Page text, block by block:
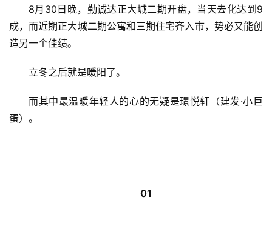
8月30日晚，勤诚达正大城二期开盘，当天去化达到9
成，而近期正大城二期公寓和三期住宅齐入市，势必又能创
造另一个佳绩。
立冬之后就是暖阳了。
而其中最温暖年轻人的心的无疑是璟悦轩（建发·小巨
蛋）。
01